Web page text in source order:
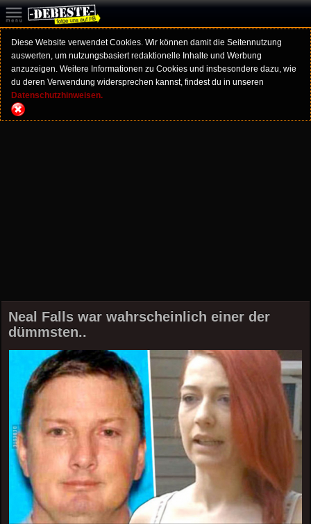
Diese Website verwendet Cookies. Wir können damit die Seitennutzung
auswerten, um nutzungsbasiert redaktionelle Inhalte und Werbung
anzuzeigen. Weitere Informationen zu Cookies und insbesondere dazu, wie
du deren Verwendung widersprechen kannst, findest du in unseren
Datenschutzhinweisen.
Neal Falls war wahrscheinlich einer der
dümmsten..